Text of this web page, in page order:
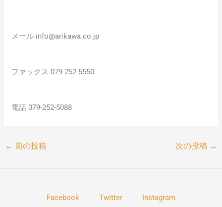
メール info@arikawa.co.jp
ファックス 079-252-5550
電話 079-252-5088
← 前の投稿 次の投稿 →
Facebook Twitter
Instagram